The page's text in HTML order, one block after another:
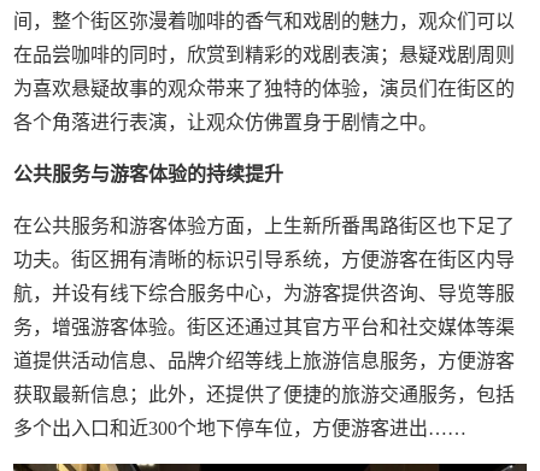
间，整个街区弥漫着咖啡的香气和戏剧的魅力，观众们可以
在品尝咖啡的同时，欣赏到精彩的戏剧表演；悬疑戏剧周则
为喜欢悬疑故事的观众带来了独特的体验，演员们在街区的
各个角落进行表演，让观众仿佛置身于剧情之中。
公共服务与游客体验的持续提升
在公共服务和游客体验方面，上生新所番禺路街区也下足了
功夫。街区拥有清晰的标识引导系统，方便游客在街区内导
航，并设有线下综合服务中心，为游客提供咨询、导览等服
务，增强游客体验。街区还通过其官方平台和社交媒体等渠
道提供活动信息、品牌介绍等线上旅游信息服务，方便游客
获取最新信息；此外，还提供了便捷的旅游交通服务，包括
多个出入口和近300个地下停车位，方便游客进出……